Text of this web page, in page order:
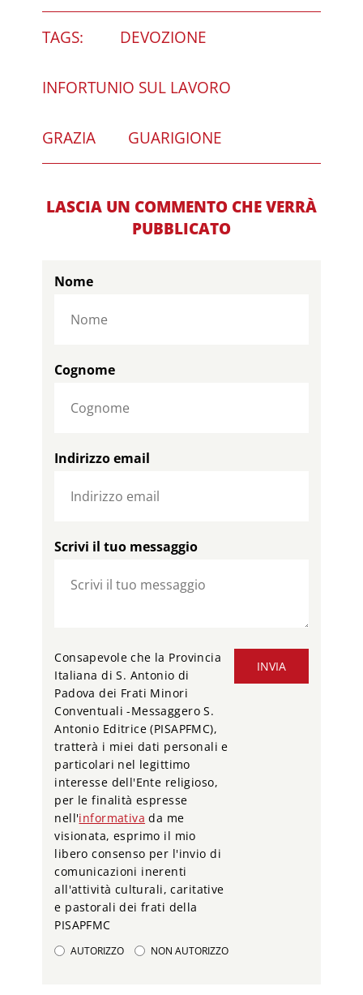
TAGS: DEVOZIONE
INFORTUNIO SUL LAVORO
GRAZIA GUARIGIONE
LASCIA UN COMMENTO CHE VERRÀ
PUBBLICATO
Nome
Cognome
Indirizzo email
Scrivi il tuo messaggio
INVIA
Consapevole che la Provincia
Italiana di S. Antonio di
Padova dei Frati Minori
Conventuali -Messaggero S.
Antonio Editrice (PISAPFMC),
tratterà i miei dati personali e
particolari nel legittimo
interesse dell'Ente religioso,
per le finalità espresse
nell'informativa da me
visionata, esprimo il mio
libero consenso per l'invio di
comunicazioni inerenti
all'attività culturali, caritative
e pastorali dei frati della
PISAPFMC
AUTORIZZO NON AUTORIZZO